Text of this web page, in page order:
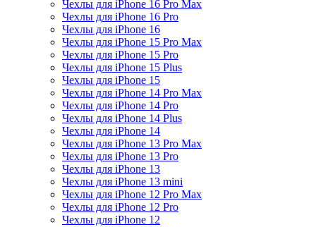
Чехлы для iPhone 16 Pro Max
Чехлы для iPhone 16 Pro
Чехлы для iPhone 16
Чехлы для iPhone 15 Pro Max
Чехлы для iPhone 15 Pro
Чехлы для iPhone 15 Plus
Чехлы для iPhone 15
Чехлы для iPhone 14 Pro Max
Чехлы для iPhone 14 Pro
Чехлы для iPhone 14 Plus
Чехлы для iPhone 14
Чехлы для iPhone 13 Pro Max
Чехлы для iPhone 13 Pro
Чехлы для iPhone 13
Чехлы для iPhone 13 mini
Чехлы для iPhone 12 Pro Max
Чехлы для iPhone 12 Pro
Чехлы для iPhone 12